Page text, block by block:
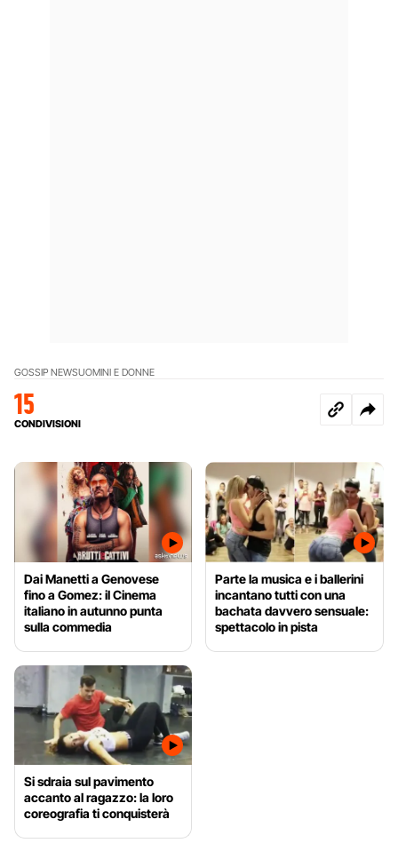
GOSSIP NEWSUOMINI E DONNE
15
CONDIVISIONI
Dai Manetti a Genovese
fino a Gomez: il Cinema
italiano in autunno punta
sulla commedia
Parte la musica e i ballerini
incantano tutti con una
bachata davvero sensuale:
spettacolo in pista
Si sdraia sul pavimento
accanto al ragazzo: la loro
coreografia ti conquisterà